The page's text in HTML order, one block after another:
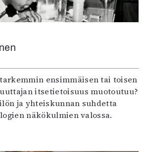
ensimmäisen tai toisen
itsetietoisuus muotoutuu?
ja yhteiskunnan suhdetta
näkökulmien valossa.